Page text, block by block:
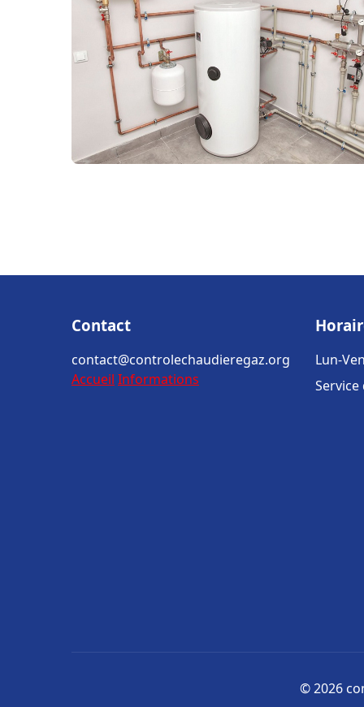
Contact
contact@controlechaudieregaz.org
Accueil Informations
Lun-
© 2026